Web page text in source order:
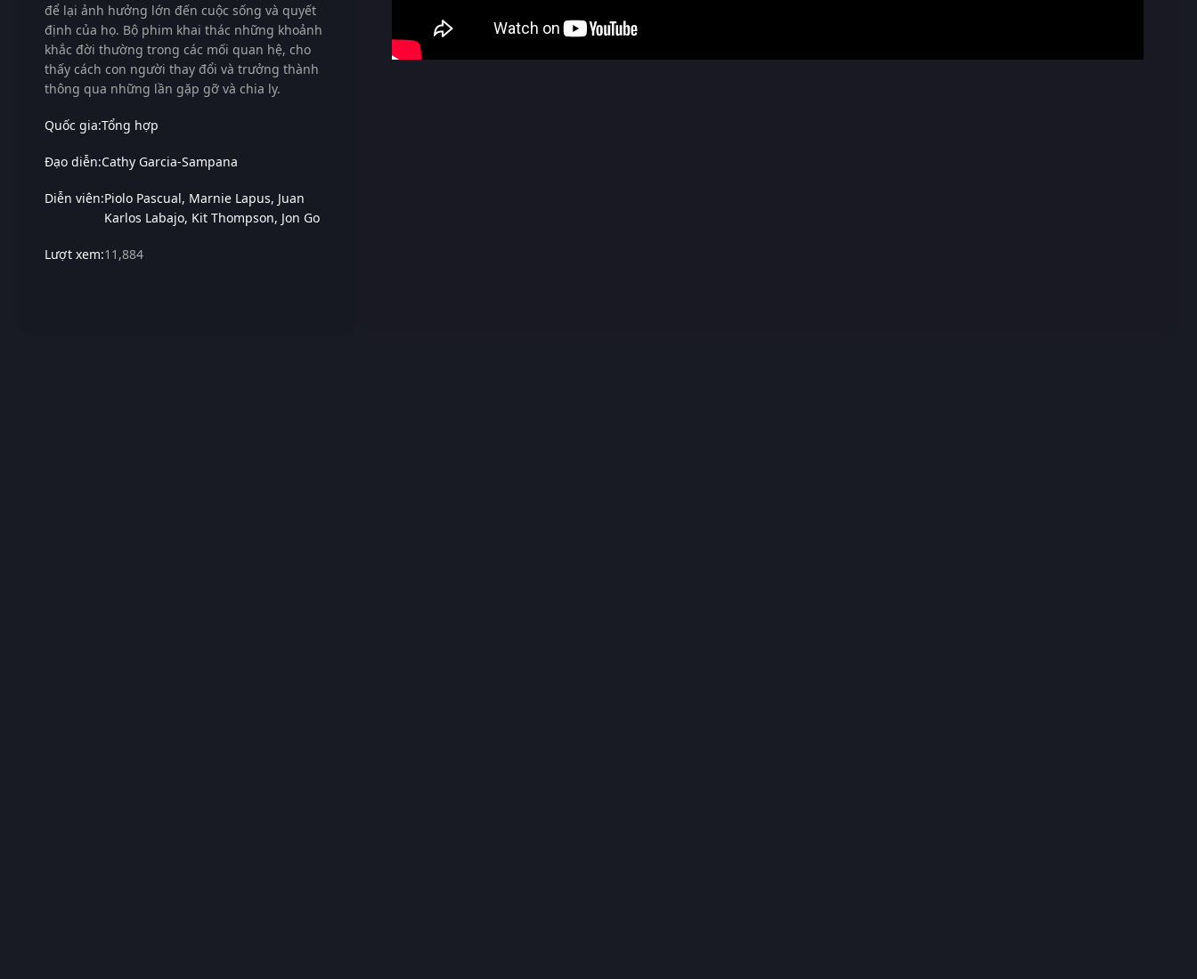
để lại ảnh hưởng lớn đến cuộc sống và quyết
định của họ. Bộ phim khai thác những khoảnh
khắc đời thường trong các mối quan hệ, cho
thấy cách con người thay đổi và trưởng thành
thông qua những lần gặp gỡ và chia ly.
Quốc gia:Tổng hợp
Đạo diễn:Cathy Garcia-Sampana
Diễn viên:Piolo Pascual Marnie Lapus Juan
Karlos Labajo Kit Thompson Jon Go
Lượt xem:11,884